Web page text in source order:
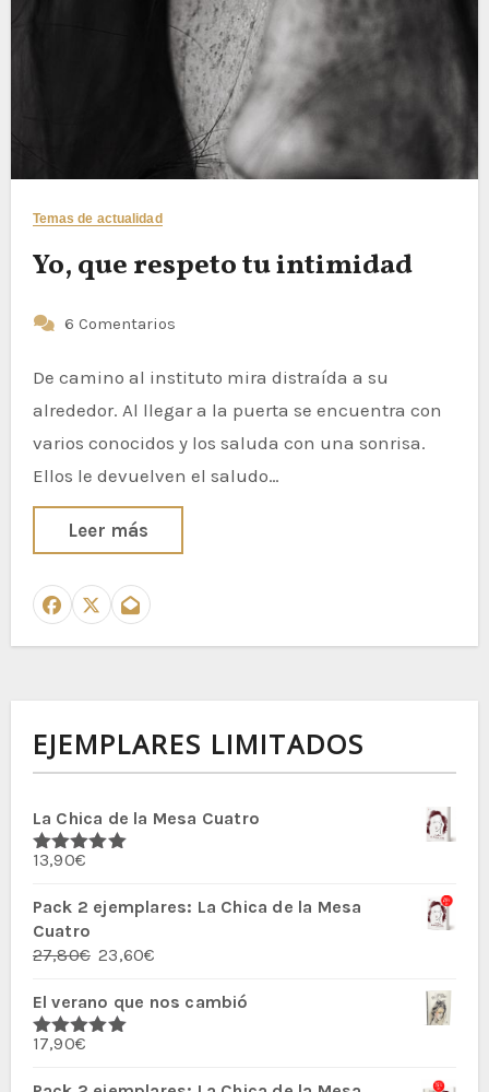
Temas de actualidad
Yo, que respeto tu intimidad
6 Comentarios
De camino al instituto mira distraída a su
alrededor. Al llegar a la puerta se encuentra con
varios conocidos y los saluda con una sonrisa.
Ellos le devuelven el saludo…
Leer más
EJEMPLARES LIMITADOS
La Chica de la Mesa Cuatro
Valorado
5
13,90€
Pack 2 ejemplares: La Chica de la Mesa
Cuatro
27,80€ El
original
era:
23,60€
actual
El verano que nos cambió
Valorado
5
17,90€